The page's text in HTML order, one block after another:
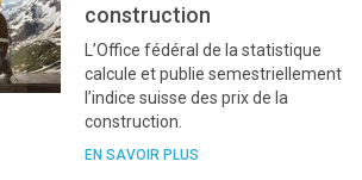
construction
L’Office fédéral de la statistique
calcule et publie semestriellement
l’indice suisse des prix de la
construction.
EN SAVOIR PLUS